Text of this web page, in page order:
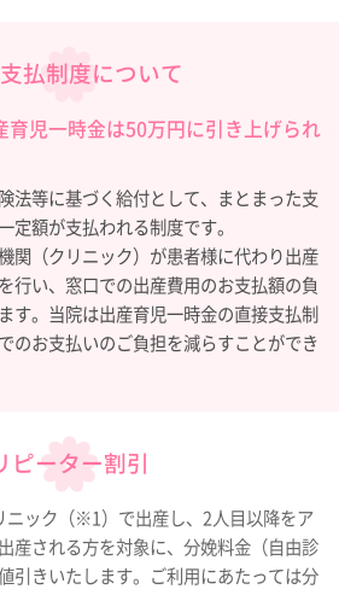
払制度について
育児一時金は50万円に引き上げられ
法等に基づく給付として、まとまった支
定額が支払われる制度です。
関（クリニック）が患者様に代わり出産
行い、窓口での出産費用のお支払額の負
す。当院は出産育児一時金の直接支払制
のお支払いのご負担を減らすことができ
ピーター割引
ニック（※1）で出産し、2人目以降をア
産される方を対象に、分娩料金（自由診
引きいたします。ご利用にあたっては分